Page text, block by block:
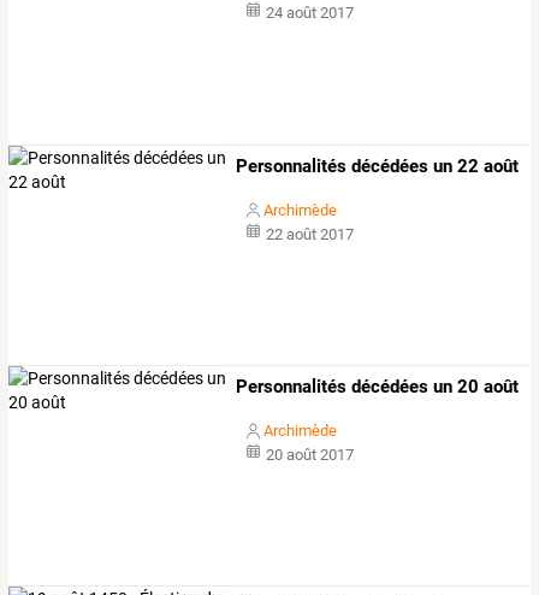
24 août 2017
Personnalités décédées un 22 août
Archimède
22 août 2017
Personnalités décédées un 20 août
Archimède
20 août 2017